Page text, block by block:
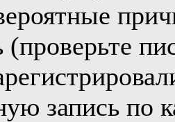
(проверьте
запись по